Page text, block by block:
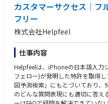
・本社人事と連携しながら、高度
【想定担当案件（例）】
以下のような業務をマルチに対応
・関西圏での採用業務（キャリア
着支援など
・HRBPとして、関西BC勤務者
らの相談窓口、拠点対応
・同社の拠点代表として、銀行の
備、改善の推進
・本社総務部・人事部からの業
【成長機会】
＜スキル・知識＞
・システム開発に関わる知識・スキ
【求める人物像】
・協調性を持ち、また主体的に行
・自ら課題を発掘し、能動的に解
・難しい交渉を着地まで導くリー
・関係者と適切なコミュニケーシ
・困難なこともあきらめずに最後
カスタマーサクセス｜フ
フリー
株式会社Helpfeel
仕事内容
Helpfeelは、iPhoneの日本語入力
フェロー)が発明した特許を取得
図予測検索」にもとづいており、
のどんな質問表現にも適切に答え